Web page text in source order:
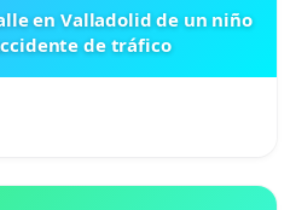
en Valladolid de un niño
de tráfico